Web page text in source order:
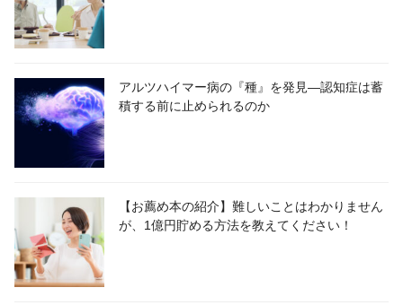
アルツハイマー病の『種』を発見―認知症は蓄
積する前に止められるのか
【お薦め本の紹介】難しいことはわかりません
が、1億円貯める方法を教えてください！